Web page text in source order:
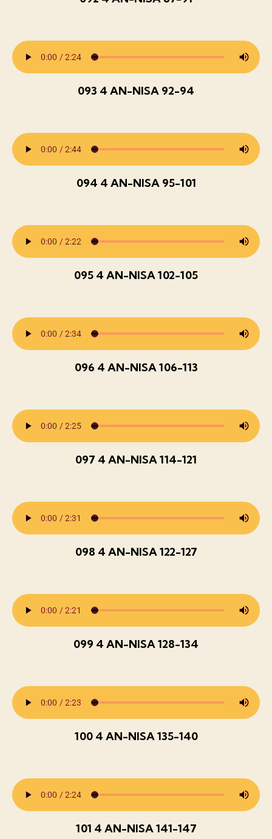
093 4 AN-NISA 92-94
094 4 AN-NISA 95-101
095 4 AN-NISA 102-105
096 4 AN-NISA 106-113
097 4 AN-NISA 114-121
098 4 AN-NISA 122-127
099 4 AN-NISA 128-134
100 4 AN-NISA 135-140
101 4 AN-NISA 141-147